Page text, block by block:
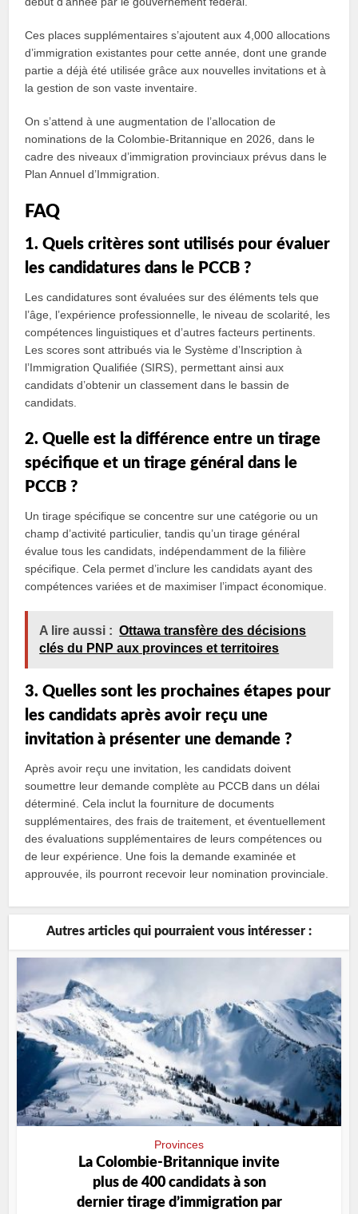
Ces places supplémentaires s’ajoutent aux 4,000 allocations
d’immigration existantes pour cette année, dont une grande
partie a déjà été utilisée grâce aux nouvelles invitations et à
la gestion de son vaste inventaire.
On s’attend à une augmentation de l’allocation de
nominations de la Colombie-Britannique en 2026, dans le
cadre des niveaux d’immigration provinciaux prévus dans le
Plan Annuel d’Immigration.
FAQ
1. Quels critères sont utilisés pour évaluer
les candidatures dans le PCCB ?
Les candidatures sont évaluées sur des éléments tels que
l’âge, l’expérience professionnelle, le niveau de scolarité, les
compétences linguistiques et d’autres facteurs pertinents.
Les scores sont attribués via le Système d’Inscription à
l’Immigration Qualifiée (SIRS), permettant ainsi aux
candidats d’obtenir un classement dans le bassin de
candidats.
2. Quelle est la différence entre un tirage
spécifique et un tirage général dans le
PCCB ?
Un tirage spécifique se concentre sur une catégorie ou un
champ d’activité particulier, tandis qu’un tirage général
évalue tous les candidats, indépendamment de la filière
spécifique. Cela permet d’inclure les candidats ayant des
compétences variées et de maximiser l’impact économique.
A lire aussi : Ottawa transfère des décisions
clés du PNP aux provinces et territoires
3. Quelles sont les prochaines étapes pour
les candidats après avoir reçu une
invitation à présenter une demande ?
Après avoir reçu une invitation, les candidats doivent
soumettre leur demande complète au PCCB dans un délai
déterminé. Cela inclut la fourniture de documents
supplémentaires, des frais de traitement, et éventuellement
des évaluations supplémentaires de leurs compétences ou
de leur expérience. Une fois la demande examinée et
approuvée, ils pourront recevoir leur nomination provinciale.
Autres articles qui pourraient vous intéresser :
Provinces
La Colombie-Britannique invite
plus de 400 candidats à son
dernier tirage d’immigration par